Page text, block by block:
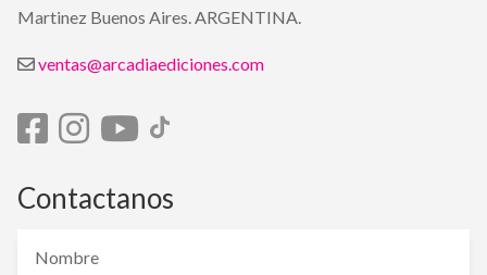
Martinez Buenos Aires. ARGENTINA.
ventas@arcadiaediciones.com
Contactanos